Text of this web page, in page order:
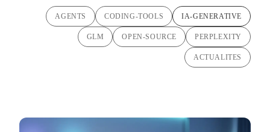
IA-GENERATIVE
CODING-TOOLS
AGENTS
PERPLEXITY
OPEN-SOURCE
GLM
ACTUALITES